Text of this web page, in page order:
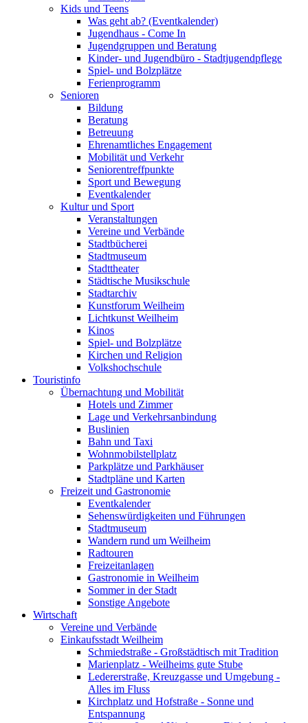
Kids und Teens
Was geht ab? (Eventkalender)
Jugendhaus - Come In
Jugendgruppen und Beratung
Kinder- und Jugendbüro - Stadtjugendpflege
Spiel- und Bolzplätze
Ferienprogramm
Senioren
Bildung
Beratung
Betreuung
Ehrenamtliches Engagement
Mobilität und Verkehr
Seniorentreffpunkte
Sport und Bewegung
Eventkalender
Kultur und Sport
Veranstaltungen
Vereine und Verbände
Stadtbücherei
Stadtmuseum
Stadttheater
Städtische Musikschule
Stadtarchiv
Kunstforum Weilheim
Lichtkunst Weilheim
Kinos
Spiel- und Bolzplätze
Kirchen und Religion
Volkshochschule
Touristinfo
Übernachtung und Mobilität
Hotels und Zimmer
Lage und Verkehrsanbindung
Buslinien
Bahn und Taxi
Wohnmobilstellplatz
Parkplätze und Parkhäuser
Stadtpläne und Karten
Freizeit und Gastronomie
Eventkalender
Sehenswürdigkeiten und Führungen
Stadtmuseum
Wandern rund um Weilheim
Radtouren
Freizeitanlagen
Gastronomie in Weilheim
Sommer in der Stadt
Sonstige Angebote
Wirtschaft
Vereine und Verbände
Einkaufsstadt Weilheim
Schmiedstraße - Großstädtisch mit Tradition
Marienplatz - Weilheims gute Stube
Ledererstraße, Kreuzgasse und Umgebung -
Alles im Fluss
Kirchplatz und Hofstraße - Sonne und
Entspannung